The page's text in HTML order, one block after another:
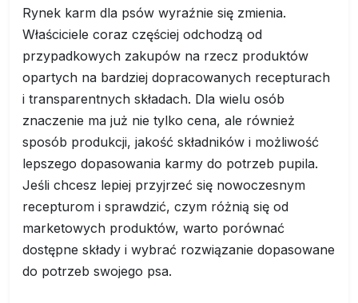
Rynek karm dla psów wyraźnie się zmienia.
Właściciele coraz częściej odchodzą od
przypadkowych zakupów na rzecz produktów
opartych na bardziej dopracowanych recepturach
i transparentnych składach. Dla wielu osób
znaczenie ma już nie tylko cena, ale również
sposób produkcji, jakość składników i możliwość
lepszego dopasowania karmy do potrzeb pupila.
Jeśli chcesz lepiej przyjrzeć się nowoczesnym
recepturom i sprawdzić, czym różnią się od
marketowych produktów, warto porównać
dostępne składy i wybrać rozwiązanie dopasowane
do potrzeb swojego psa.